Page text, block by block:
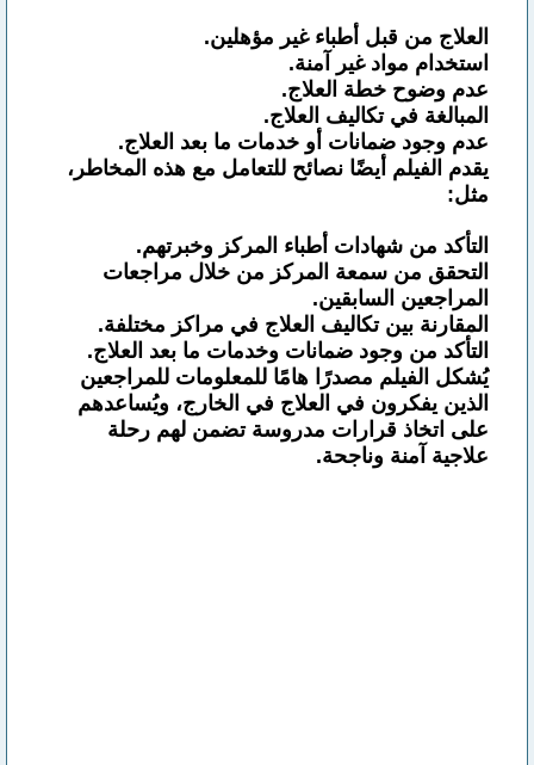
العلاج من قبل أطباء غير مؤهلين.
استخدام مواد غير آمنة.
عدم وضوح خطة العلاج.
المبالغة في تكاليف العلاج.
عدم وجود ضمانات أو خدمات ما بعد العلاج.
يقدم الفيلم أيضًا نصائح للتعامل مع هذه المخاطر،
مثل:
التأكد من شهادات أطباء المركز وخبرتهم.
التحقق من سمعة المركز من خلال مراجعات
المراجعين السابقين.
المقارنة بين تكاليف العلاج في مراكز مختلفة.
التأكد من وجود ضمانات وخدمات ما بعد العلاج.
يُشكل الفيلم مصدرًا هامًا للمعلومات للمراجعين
الذين يفكرون في العلاج في الخارج، ويُساعدهم
على اتخاذ قرارات مدروسة تضمن لهم رحلة
علاجية آمنة وناجحة.